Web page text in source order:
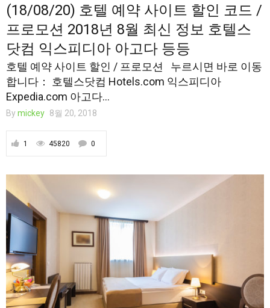
(18/08/20) 호텔 예약 사이트 할인 코드 /
프로모션 2018년 8월 최신 정보 호텔스
닷컴 익스피디아 아고다 등등
호텔 예약 사이트 할인 / 프로모션 누르시면 바로 이동
합니다： 호텔스닷컴 Hotels.com 익스피디아
Expedia.com 아고다...
By mickey 8월 20, 2018
1 45820 0